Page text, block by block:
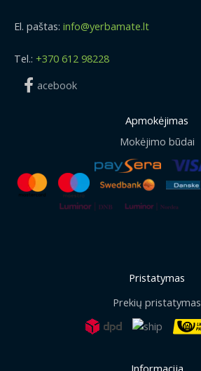
El. paštas: info@yerbamate.lt
Tel.: +370 612 98228
acebook
Apmokėjimas
Mokėjimo būdai
Pristatymas
Prekių pristatymas